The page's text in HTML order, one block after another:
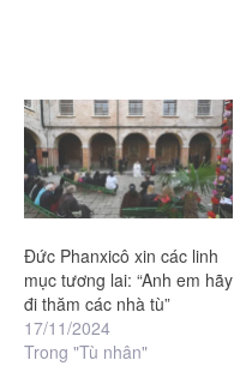
Đức Phanxicô xin các linh
mục tương lai: “Anh em hãy
đi thăm các nhà tù”
17/11/2024
Trong "Tù nhân"